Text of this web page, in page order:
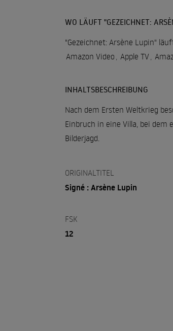
WO LÄUFT "GEZEICHNET:
"Gezeichnet: Arsène Lupin"
Amazon Video , Apple TV,
INHALTSBESCHREIBUNG
Nach dem Ersten Weltkrieg
Einbruch in eine Villa, bei dem
Bilderjagd.
ORIGINALTITEL
Signé : Arsène Lupin
FSK
12